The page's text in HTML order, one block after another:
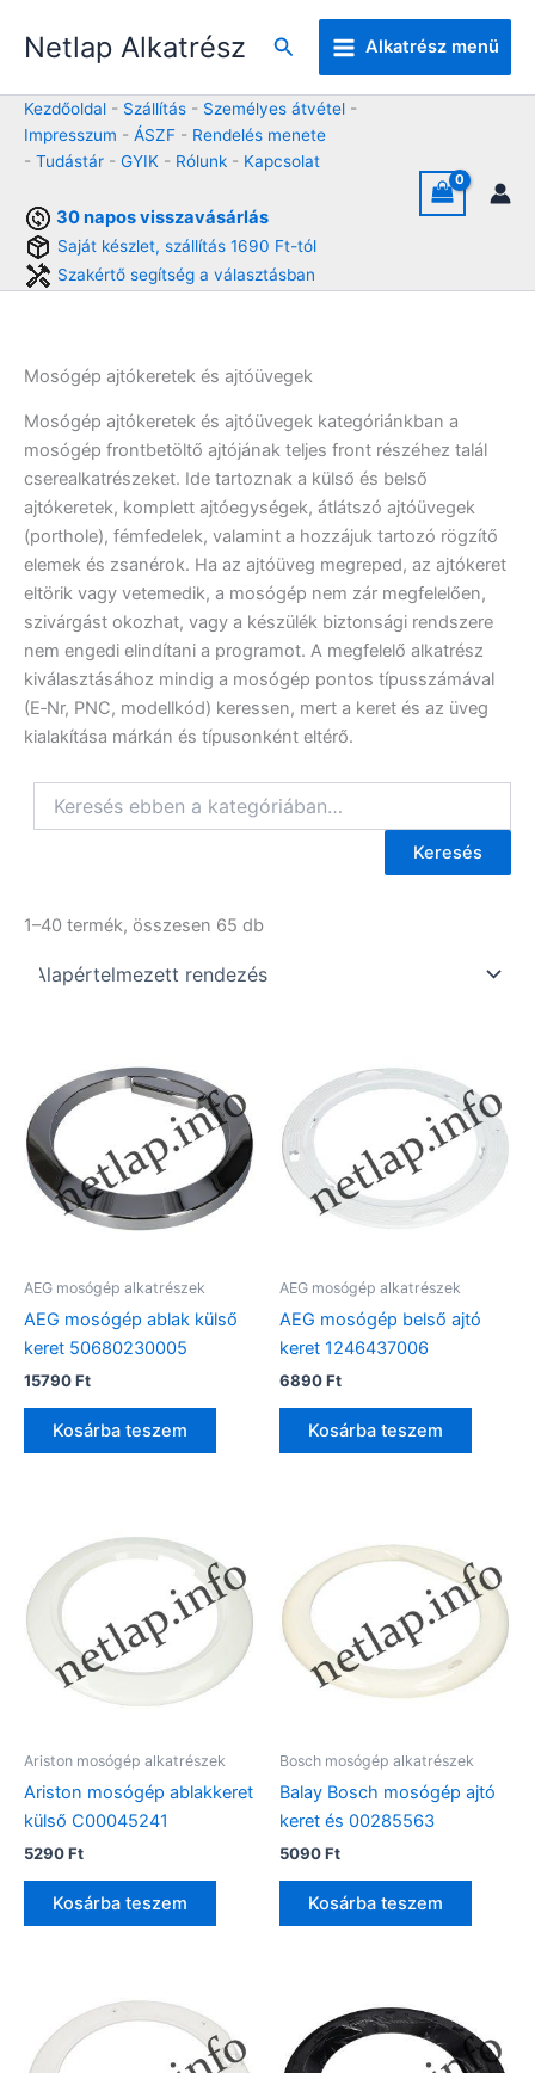
Netlap Alkatrész Keresés Alkatrész menü
Kezdőoldal - Szállítás - Személyes átvétel -
Impresszum - ÁSZF - Rendelés menete
- Tudástár - GYIK - Rólunk - Kapcsolat
30 napos visszavásárlás
Saját készlet, szállítás 1690 Ft-tól
Szakértő segítség a választásban
Mosógép ajtókeretek és ajtóüvegek
Mosógép ajtókeretek és ajtóüvegek kategóriánkban a
mosógép frontbetöltő ajtójának teljes front részéhez talál
cserealkatrészeket. Ide tartoznak a külső és belső
ajtókeretek, komplett ajtóegységek, átlátszó ajtóüvegek
(porthole), fémfedelek, valamint a hozzájuk tartozó rögzítő
elemek és zsanérok. Ha az ajtóüveg megreped, az ajtókeret
eltörik vagy vetemedik, a mosógép nem zár megfelelően,
szivárgást okozhat, vagy a készülék biztonsági rendszere
nem engedi elindítani a programot. A megfelelő alkatrész
kiválasztásához mindig a mosógép pontos típusszámával
(E‑Nr, PNC, modellkód) keressen, mert a keret és az üveg
kialakítása márkán és típusonként eltérő.
Keresés
1–40 termék, összesen 65 db
AEG mosógép alkatrészek
AEG mosógép ablak külső
keret 50680230005
15790Ft
Kosárba teszem
AEG mosógép alkatrészek
AEG mosógép belső ajtó
keret 1246437006
6890Ft
Kosárba teszem
Ariston mosógép alkatrészek
Ariston mosógép ablakkeret
külső C00045241
5290Ft
Kosárba teszem
Bosch mosógép alkatrészek
Balay Bosch mosógép ajtó
keret és 00285563
5090Ft
Kosárba teszem